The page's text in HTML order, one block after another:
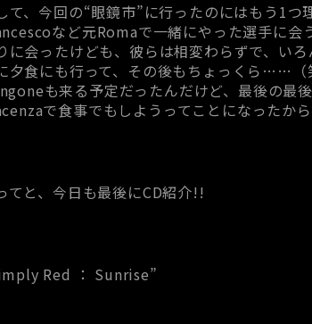
て、今回の“眼鏡市”に行ったのにはもう1
など元Romaで一緒にやった選手に会
に会ったけども、彼らは相変わらずで、い
夕食にも行って、その後もちょっくら……（
も来る予定だったんだけど、最後の
で食事でもしようってことになったか
てと、今日も最後にCD紹介!!
Red ： Sunrise”